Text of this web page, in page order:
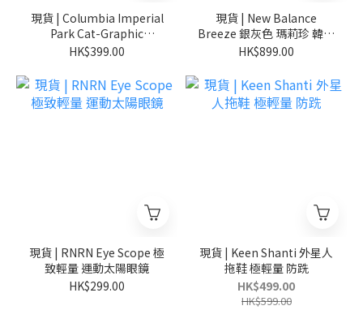
現貨 | Columbia Imperial
Park Cat-Graphic
Exclusive T-Shirt 日本別
HK$399.00
現貨 | New Balance
Breeze 銀灰色 瑪莉珍 韓國
限定
HK$899.00
現貨 | RNRN Eye Scope 極
致輕量 運動太陽眼鏡
HK$299.00
現貨 | Keen Shanti 外星人
拖鞋 極輕量 防跣
HK$499.00
HK$599.00